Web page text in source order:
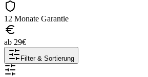
12 Monate Garantie
ab 29€
Filter & Sortierung